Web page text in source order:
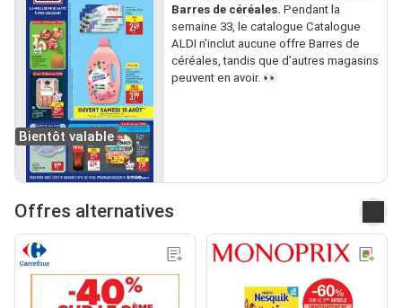
Bientôt valable
Barres de céréales. Pendant la
semaine 33, le catalogue Catalogue
ALDI n’inclut aucune offre Barres de
céréales, tandis que d’autres magasins
peuvent en avoir. 👀
Offres alternatives